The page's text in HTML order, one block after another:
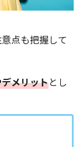
点も把握して
メリットとし